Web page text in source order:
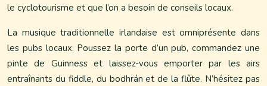
le cyclotourisme et que l’on a besoin de conseils locaux.
La musique traditionnelle irlandaise est omniprésente dans
les pubs locaux. Poussez la porte d’un pub, commandez une
pinte de Guinness et laissez-vous emporter par les airs
entraînants du fiddle, du bodhrán et de la flûte. N’hésitez pas